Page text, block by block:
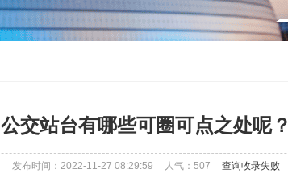
公交站台有哪些可圈可点之处呢？
发布时间：2022-11-27 08:29:59 人气： 507 查询收录失败